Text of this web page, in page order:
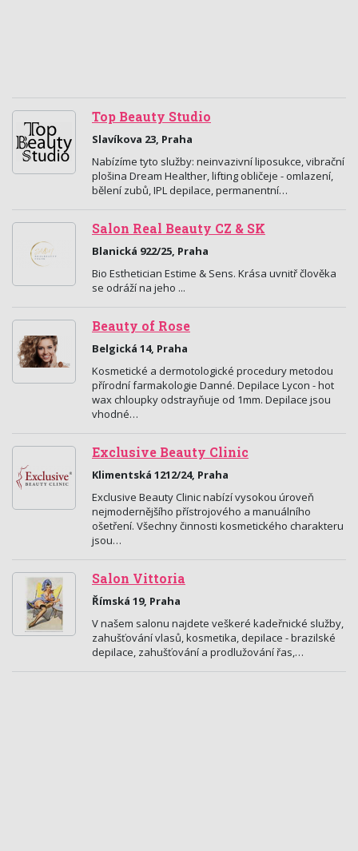
Top Beauty Studio
Slavíkova 23, Praha
Nabízíme tyto služby: neinvazivní liposukce, vibrační
plošina Dream Healther, lifting obličeje - omlazení,
bělení zubů, IPL depilace, permanentní…
Salon Real Beauty CZ & SK
Blanická 922/25, Praha
Bio Esthetician Estime & Sens. Krása uvnitř člověka
se odráží na jeho ...
Beauty of Rose
Belgická 14, Praha
Kosmetické a dermotologické procedury metodou
přírodní farmakologie Danné. Depilace Lycon - hot
wax chloupky odstrayňuje od 1mm. Depilace jsou
vhodné…
Exclusive Beauty Clinic
Klimentská 1212/24, Praha
Exclusive Beauty Clinic nabízí vysokou úroveň
nejmodernějšího přístrojového a manuálního
ošetření. Všechny činnosti kosmetického charakteru
jsou…
Salon Vittoria
Římská 19, Praha
V našem salonu najdete veškeré kadeřnické služby,
zahušťování vlasů, kosmetika, depilace - brazilské
depilace, zahušťování a prodlužování řas,…